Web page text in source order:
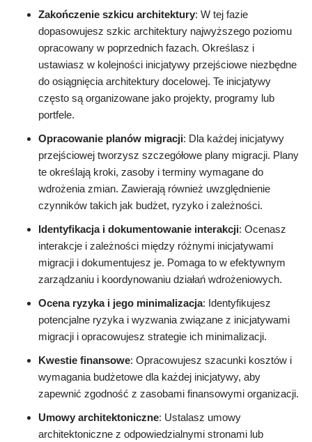
Zakończenie szkicu architektury: W tej fazie
dopasowujesz szkic architektury najwyższego poziomu
opracowany w poprzednich fazach. Określasz i
ustawiasz w kolejności inicjatywy przejściowe niezbędne
do osiągnięcia architektury docelowej. Te inicjatywy
często są organizowane jako projekty, programy lub
portfele.
Opracowanie planów migracji: Dla każdej inicjatywy
przejściowej tworzysz szczegółowe plany migracji. Plany
te określają kroki, zasoby i terminy wymagane do
wdrożenia zmian. Zawierają również uwzględnienie
czynników takich jak budżet, ryzyko i zależności.
Identyfikacja i dokumentowanie interakcji: Ocenasz
interakcje i zależności między różnymi inicjatywami
migracji i dokumentujesz je. Pomaga to w efektywnym
zarządzaniu i koordynowaniu działań wdrożeniowych.
Ocena ryzyka i jego minimalizacja: Identyfikujesz
potencjalne ryzyka i wyzwania związane z inicjatywami
migracji i opracowujesz strategie ich minimalizacji.
Kwestie finansowe: Opracowujesz szacunki kosztów i
wymagania budżetowe dla każdej inicjatywy, aby
zapewnić zgodność z zasobami finansowymi organizacji.
Umowy architektoniczne: Ustalasz umowy
architektoniczne z odpowiedzialnymi stronami lub